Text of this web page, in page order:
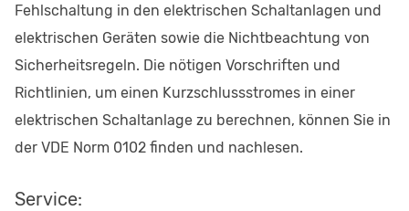
Fehlschaltung in den elektrischen Schaltanlagen und
elektrischen Geräten sowie die Nichtbeachtung von
Sicherheitsregeln. Die nötigen Vorschriften und
Richtlinien, um einen Kurzschlussstromes in einer
elektrischen Schaltanlage zu berechnen, können Sie in
der VDE Norm 0102 finden und nachlesen.
Service: